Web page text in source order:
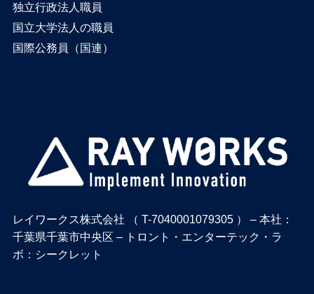
独立行政法人職員
国立大学法人の職員
国際公務員（国連）
レイワークス株式会社 （ T-7040001079305 ） – 本社：
千葉県千葉市中央区 – トロント・エンターテック・ラ
ボ：シークレット